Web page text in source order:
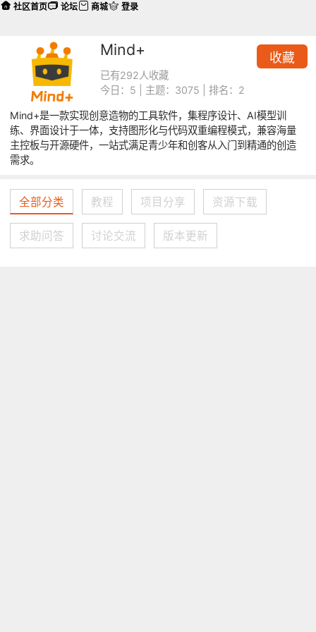
收藏
Mind+
已有292人收藏
今日：5 | 主题：3075 | 排名：2
Mind+是一款实现创意造物的工具软件，集程序设计、AI模型训
练、界面设计于一体，支持图形化与代码双重编程模式，兼容海量
主控板与开源硬件，一站式满足青少年和创客从入门到精通的创造
需求。
全部分类 教程 项目分享 资源下载
求助问答 讨论交流 版本更新
社区首页 论坛 商城 登录